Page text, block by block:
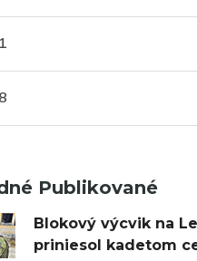
Publikované
Blokový výcvik na
priniesol kadetom